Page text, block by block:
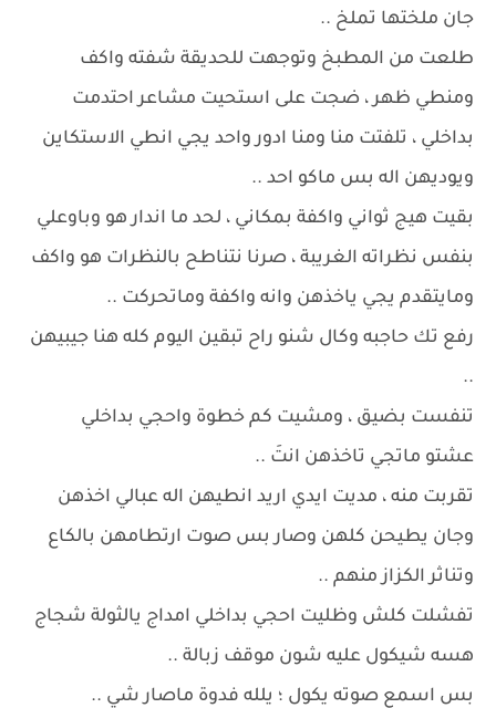
جان ملختها تملخ ..
طلعت من المطبخ وتوجهت للحديقة شفته واكف
ومنطي ظهر ، ضجت على استحيت مشاعر احتدمت
بداخلي ، تلفتت منا ومنا ادور واحد يجي انطي الاستكاين
ويوديهن اله بس ماكو احد ..
بقيت هيج ثواني واكفة بمكاني ، لحد ما اندار هو وباوعلي
بنفس نظراته الغريبة ، صرنا نتناطح بالنظرات هو واكف
ومايتقدم يجي ياخذهن وانه واكفة وماتحركت ..
رفع تك حاجبه وكال شنو راح تبقين اليوم كله هنا جيبيهن
..
تنفست بضيق ، ومشيت كم خطوة واحجي بداخلي
عشتو ماتجي تاخذهن انتَ ..
تقربت منه ، مديت ايدي اريد انطيهن اله عبالي اخذهن
وجان يطيحن كلهن وصار بس صوت ارتطامهن بالكاع
وتناثر الكزاز منهم ..
تفشلت كلش وظليت احجي بداخلي امداج يالثولة شجاج
هسه شيكول عليه شون موقف زبالة ..
بس اسمع صوته يكول ؛ يلله فدوة ماصار شي ..